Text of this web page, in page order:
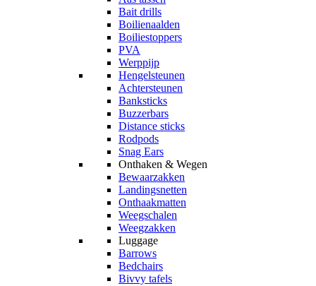
Bait drills
Boilienaalden
Boiliestoppers
PVA
Werppijp
Hengelsteunen
Achtersteunen
Banksticks
Buzzerbars
Distance sticks
Rodpods
Snag Ears
Onthaken & Wegen
Bewaarzakken
Landingsnetten
Onthaakmatten
Weegschalen
Weegzakken
Luggage
Barrows
Bedchairs
Bivvy tafels